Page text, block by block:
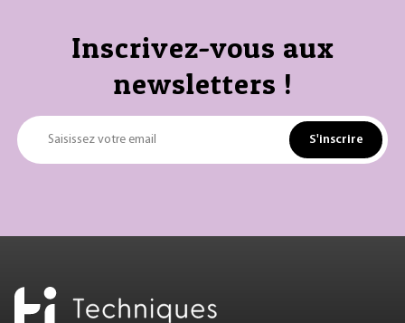
Inscrivez-vous aux
newsletters !
Saisissez votre email S'inscrire